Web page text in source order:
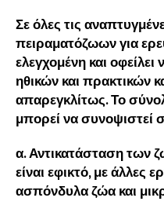
Σε όλες τις
πειραματόζωων για
ελεγχομένη και
ηθικών και πρακτικών
απαρεγκλίτως. Το
μπορεί να συνοψιστεί
α. Αντικατάσταση των
είναι εφικτό, με άλλες
ασπόνδυλα ζώα και